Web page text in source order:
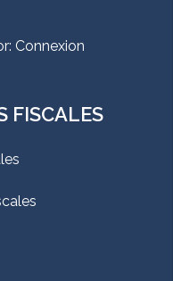
Connexion
FISCALES